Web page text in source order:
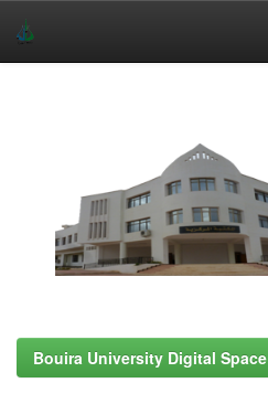
Bouira University Digital Space